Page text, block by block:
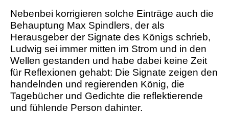
Nebenbei korrigieren solche Einträge auch die
Behauptung Max Spindlers, der als
Herausgeber der Signate des Königs schrieb,
Ludwig sei immer mitten im Strom und in den
Wellen gestanden und habe dabei keine Zeit
für Reflexionen gehabt: Die Signate zeigen den
handelnden und regierenden König, die
Tagebücher und Gedichte die reflektierende
und fühlende Person dahinter.